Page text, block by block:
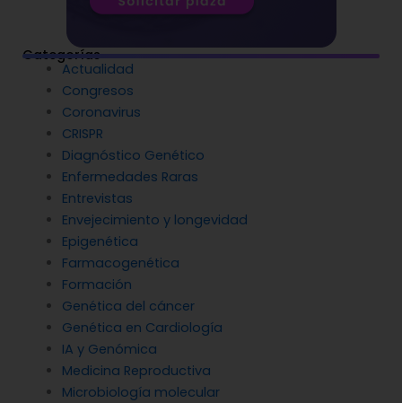
Categorías
Actualidad
Congresos
Coronavirus
CRISPR
Diagnóstico Genético
Enfermedades Raras
Entrevistas
Envejecimiento y longevidad
Epigenética
Farmacogenética
Formación
Genética del cáncer
Genética en Cardiología
IA y Genómica
Medicina Reproductiva
Microbiología molecular